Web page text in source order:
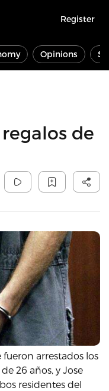
Register
Opinions
de
arrestados los
26 años, y Jose
residentes del